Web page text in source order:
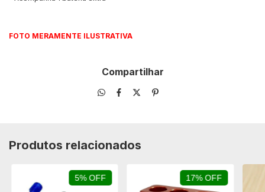
FOTO MERAMENTE ILUSTRATIVA
Compartilhar
Produtos relacionados
5% OFF 17% OFF